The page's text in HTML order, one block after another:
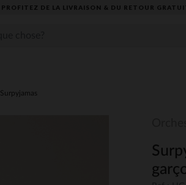
PROFITEZ DE LA LIVRAISON & DU RETOUR
Surpyjamas